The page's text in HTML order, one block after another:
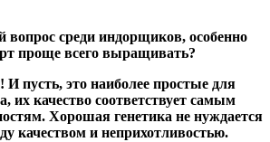
среди индорщиков, особенно
проще всего выращивать?
пусть, это наиболее простые для
их качество соответствует самым
Хорошая генетика не нуждается
качеством и неприхотливостью.